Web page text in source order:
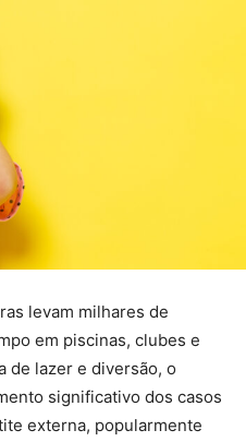
levam milhares de
em piscinas, clubes e
de lazer e diversão, o
significativo dos casos
externa, popularmente